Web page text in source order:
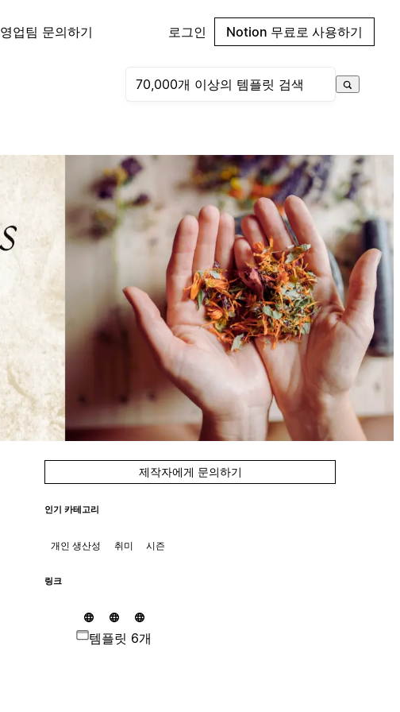
영업팀 문의하기 로그인 Notion 무료로 사용하기
제작자에게 문의하기
인기 카테고리
개인 생산성 취미 시즌
링크
템플릿 6개